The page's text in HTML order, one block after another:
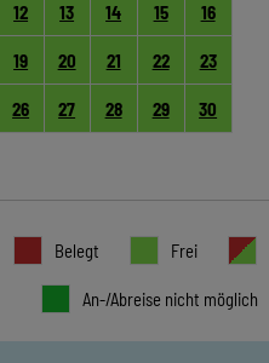
12 13 14 15 16
19 20 21 22 23
26 27 28 29 30
Belegt Frei
An-/Abreise nicht möglich